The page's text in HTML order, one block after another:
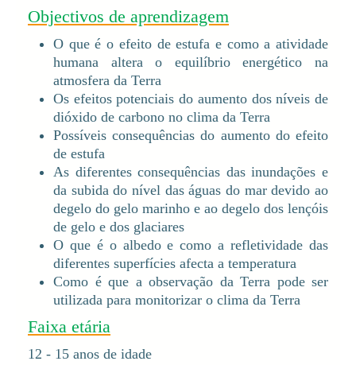
Objectivos de aprendizagem
O que é o efeito de estufa e como a atividade
humana altera o equilíbrio energético na
atmosfera da Terra
Os efeitos potenciais do aumento dos níveis de
dióxido de carbono no clima da Terra
Possíveis consequências do aumento do efeito
de estufa
As diferentes consequências das inundações e
da subida do nível das águas do mar devido ao
degelo do gelo marinho e ao degelo dos lençóis
de gelo e dos glaciares
O que é o albedo e como a refletividade das
diferentes superfícies afecta a temperatura
Como é que a observação da Terra pode ser
utilizada para monitorizar o clima da Terra
Faixa etária
12 - 15 anos de idade